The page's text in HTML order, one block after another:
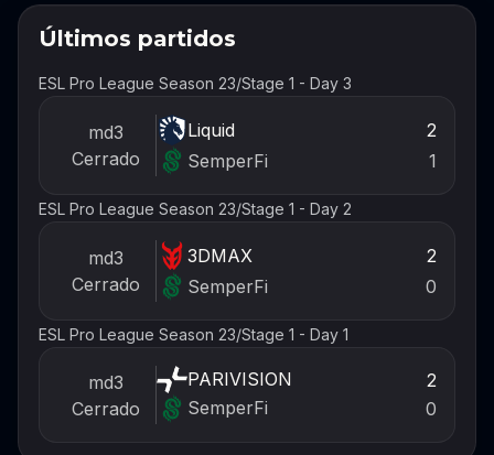
Últimos partidos
ESL Pro League Season 23/Stage 1 - Day 3
md3
Cerrado
Liquid
2
SemperFi
1
ESL Pro League Season 23/Stage 1 - Day 2
md3
Cerrado
3DMAX
2
SemperFi
0
ESL Pro League Season 23/Stage 1 - Day 1
md3
Cerrado
PARIVISION
2
SemperFi
0